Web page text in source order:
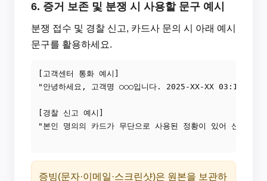
6. 증거 보존 및 분쟁 시 사용할 문구 예시
분쟁 접수 및 경찰 신고, 카드사 문의 시 아래 예시
문구를 활용하세요.
[고객센터 통화 예시]
"안녕하세요, 고객명 ○○○입니다. 2025-XX-XX 03:12 승인
[경찰 신고 예시]
"본인 명의의 카드가 무단으로 사용된 정황이 있어 신고
증빙(문자·이메일·스크린샷)은 원본을 보관하